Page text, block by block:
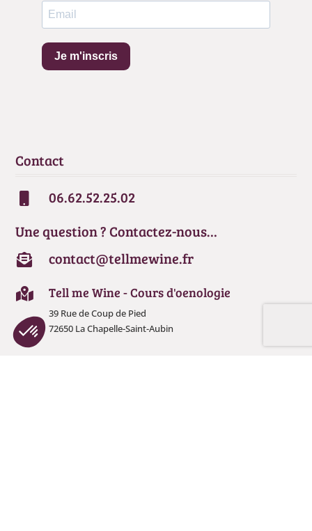
Je m'inscris
Contact
06.62.52.25.02
Une question ? Contactez-nous…
 contact@tellmewine.fr
 Tell me Wine - Cours d'oenologie
39 Rue de Coup de Pied
72650 La Chapelle-Saint-Aubin